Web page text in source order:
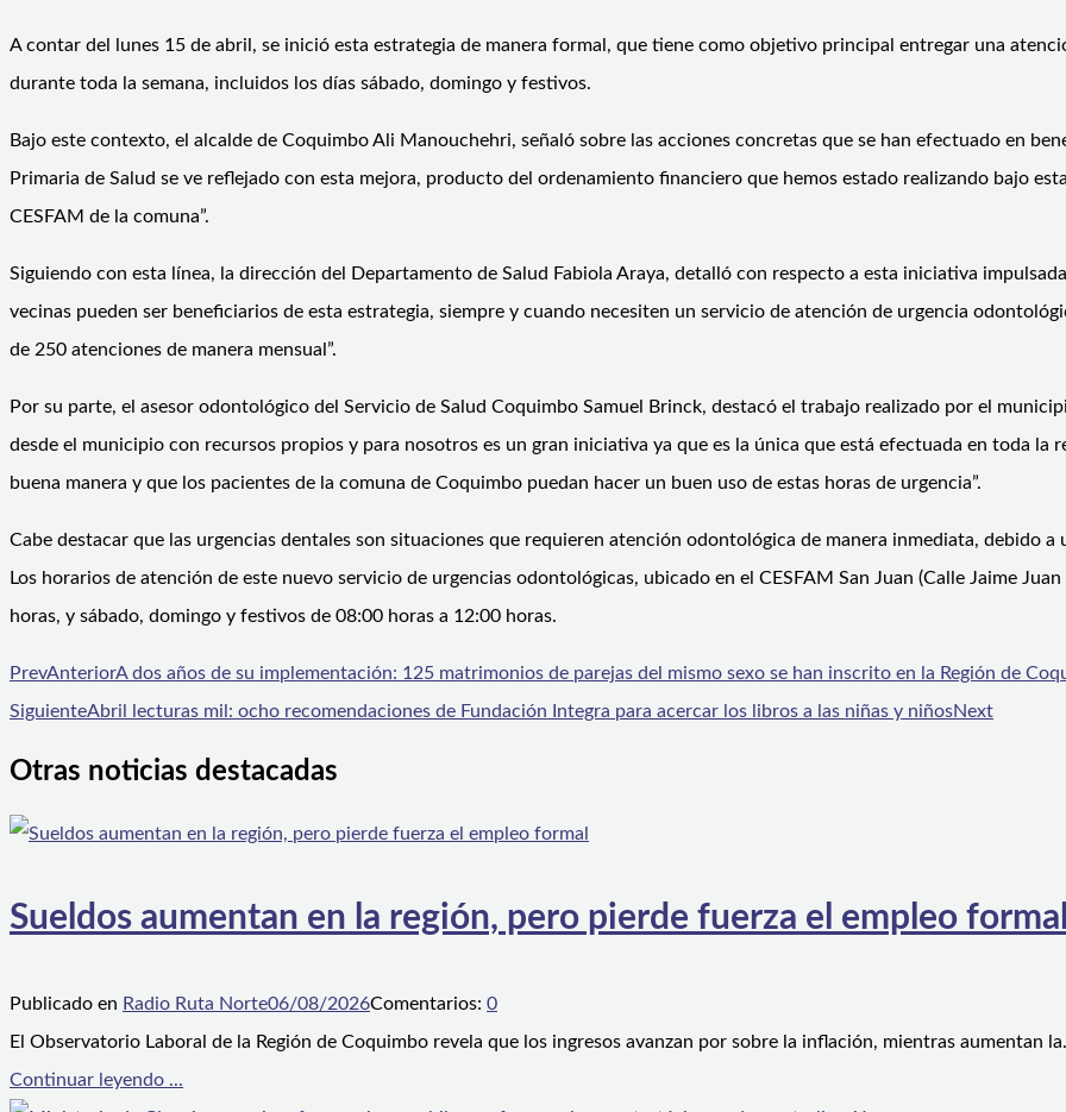
A contar del lunes 15 de abril, se inició esta estrategia de manera formal, que tiene como objetivo principal entregar una
durante toda la semana, incluidos los días sábado, domingo y festivos.
Bajo este contexto, el alcalde de Coquimbo Ali Manouchehri, señaló sobre las acciones concretas que se han efectuado en
Primaria de Salud se ve reflejado con esta mejora, producto del ordenamiento financiero que hemos estado realizando bajo
CESFAM de la comuna”.
Siguiendo con esta línea, la dirección del Departamento de Salud Fabiola Araya, detalló con respecto a esta iniciativa
vecinas pueden ser beneficiarios de esta estrategia, siempre y cuando necesiten un servicio de atención de urgencia
de 250 atenciones de manera mensual”.
Por su parte, el asesor odontológico del Servicio de Salud Coquimbo Samuel Brinck, destacó el trabajo realizado por el
desde el municipio con recursos propios y para nosotros es un gran iniciativa ya que es la única que está efectuada en toda la
buena manera y que los pacientes de la comuna de Coquimbo puedan hacer un buen uso de estas horas de urgencia”.
Cabe destacar que las urgencias dentales son situaciones que requieren atención odontológica de manera inmediata, debido
Los horarios de atención de este nuevo servicio de urgencias odontológicas, ubicado en el CESFAM San Juan (Calle Jaime
horas, y sábado, domingo y festivos de 08:00 horas a 12:00 horas.
PrevAnteriorA dos años de su implementación: 125 matrimonios de parejas del mismo sexo se han inscrito en la Región de
SiguienteAbril lecturas mil: ocho recomendaciones de Fundación Integra para acercar los libros a las niñas y niñosNext
Otras noticias destacadas
Sueldos aumentan en la región, pero pierde fuerza el empleo formal
Publicado en Radio Ruta Norte06/08/2026Comentarios: 0
El Observatorio Laboral de la Región de Coquimbo revela que los ingresos avanzan por sobre la inflación, mientras aumentan
Continuar leyendo ...